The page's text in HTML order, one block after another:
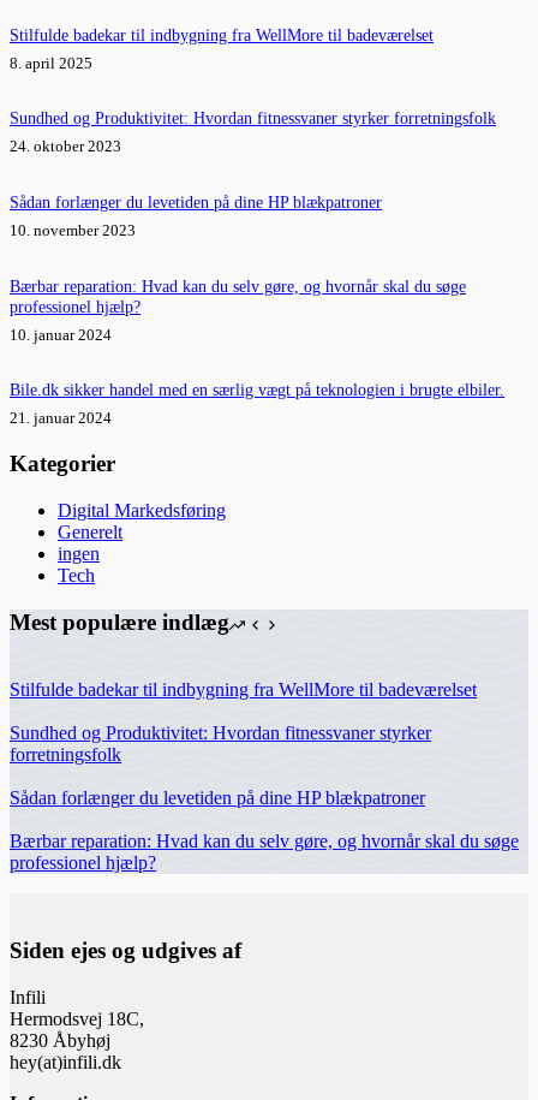
Stilfulde badekar til indbygning fra WellMore til badeværelset
8. april 2025
Sundhed og Produktivitet: Hvordan fitnessvaner styrker forretningsfolk
24. oktober 2023
Sådan forlænger du levetiden på dine HP blækpatroner
10. november 2023
Bærbar reparation: Hvad kan du selv gøre, og hvornår skal du søge
professionel hjælp?
10. januar 2024
Bile.dk sikker handel med en særlig vægt på teknologien i brugte elbiler.
21. januar 2024
Kategorier
Digital Markedsføring
Generelt
ingen
Tech
Mest populære indlæg
Stilfulde badekar til indbygning fra WellMore til badeværelset
Sundhed og Produktivitet: Hvordan fitnessvaner styrker
forretningsfolk
Sådan forlænger du levetiden på dine HP blækpatroner
Bærbar reparation: Hvad kan du selv gøre, og hvornår skal du søge
professionel hjælp?
Siden ejes og udgives af
Infili
Hermodsvej 18C,
8230 Åbyhøj
hey(at)infili.dk